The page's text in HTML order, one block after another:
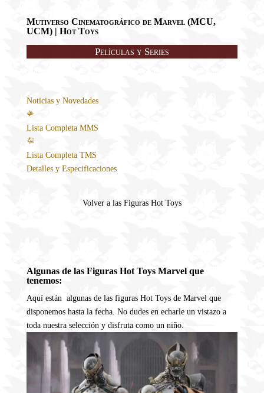
Mutiverso Cinematográfico de Marvel (MCU,
UCM) | Hot Toys
Películas y Series
Noticias y Novedades
Lista Completa MMS
Lista Completa TMS
Detalles y Especificaciones
Volver a las Figuras Hot Toys
Algunas de las Figuras Hot Toys Marvel que
tenemos:
Aquí están algunas de las figuras Hot Toys de Marvel que
disponemos hasta la fecha. No dudes en echarle un vistazo a
toda nuestra selección y disfruta como un niño.